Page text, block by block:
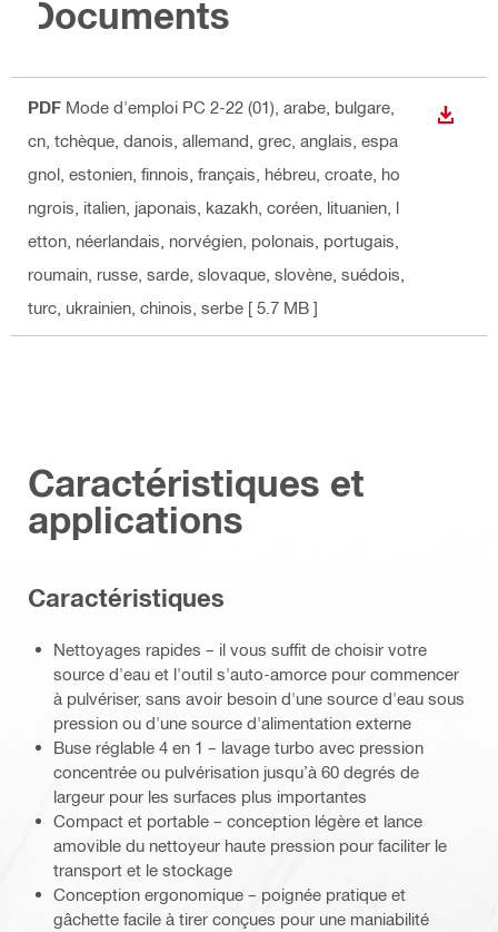
Documents
PDF Mode d'emploi PC 2-22 (01) , arabe, bulgare,
cn, tchèque, danois, allemand, grec, anglais, espa
gnol, estonien, finnois, français, hébreu, croate, ho
ngrois, italien, japonais, kazakh, coréen, lituanien, l
etton, néerlandais, norvégien, polonais, portugais,
roumain, russe, sarde, slovaque, slovène, suédois,
turc, ukrainien, chinois, serbe [ 5.7 MB ]
Caractéristiques et
applications
Caractéristiques
Nettoyages rapides – il vous suffit de choisir votre
source d'eau et l'outil s'auto-amorce pour commencer
à pulvériser, sans avoir besoin d'une source d'eau sous
pression ou d'une source d'alimentation externe
Buse réglable 4 en 1 – lavage turbo avec pression
concentrée ou pulvérisation jusqu’à 60 degrés de
largeur pour les surfaces plus importantes
Compact et portable – conception légère et lance
amovible du nettoyeur haute pression pour faciliter le
transport et le stockage
Conception ergonomique – poignée pratique et
gâchette facile à tirer conçues pour une maniabilité